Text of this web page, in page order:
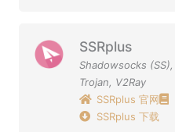
SSRplus
Shadowsocks (SS),
Trojan, V2Ray
SSRplus 官网
SSRplus 下载